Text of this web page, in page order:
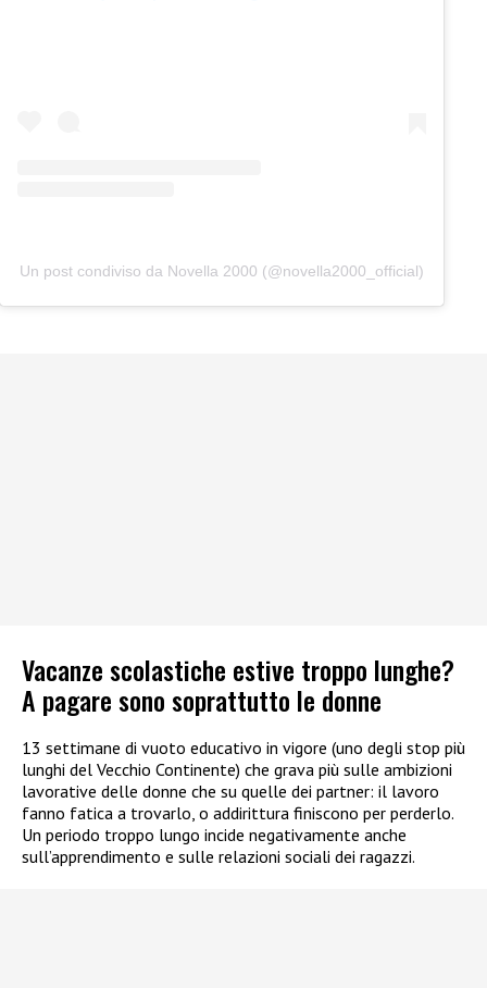
Un post condiviso da Novella 2000 (@novella2000_official)
Vacanze scolastiche estive troppo lunghe?
A pagare sono soprattutto le donne
13 settimane di vuoto educativo in vigore (uno degli stop più
lunghi del Vecchio Continente) che grava più sulle ambizioni
lavorative delle donne che su quelle dei partner: il lavoro
fanno fatica a trovarlo, o addirittura finiscono per perderlo.
Un periodo troppo lungo incide negativamente anche
sull’apprendimento e sulle relazioni sociali dei ragazzi.